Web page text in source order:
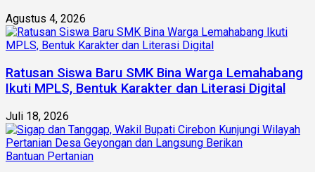
Agustus 4, 2026
Ratusan Siswa Baru SMK Bina Warga Lemahabang
Ikuti MPLS, Bentuk Karakter dan Literasi Digital
Juli 18, 2026